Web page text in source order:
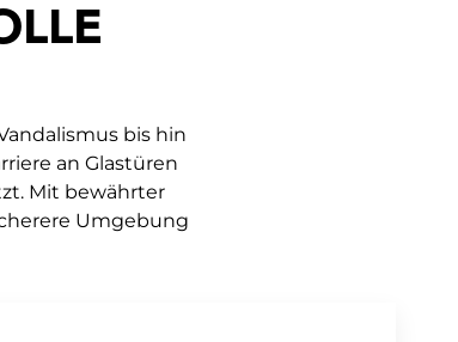
bis hin
an Glastüren
Mit bewährter
Umgebung